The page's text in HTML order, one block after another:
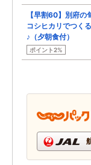
【早割60】別府
コシヒカリでつく
♪（夕朝食付）
ポイント2%